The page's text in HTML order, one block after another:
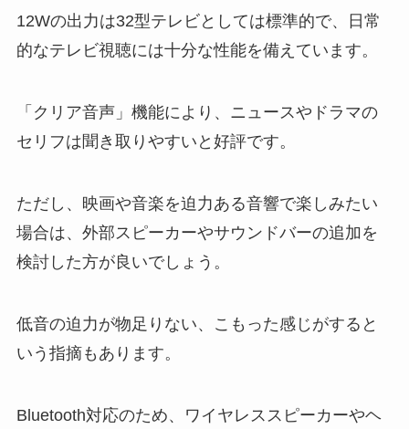
12Wの出力は32型テレビとしては標準的で、日常
的なテレビ視聴には十分な性能を備えています。
「クリア音声」機能により、ニュースやドラマの
セリフは聞き取りやすいと好評です。
ただし、映画や音楽を迫力ある音響で楽しみたい
場合は、外部スピーカーやサウンドバーの追加を
検討した方が良いでしょう。
低音の迫力が物足りない、こもった感じがすると
いう指摘もあります。
Bluetooth対応のため、ワイヤレススピーカーやヘ